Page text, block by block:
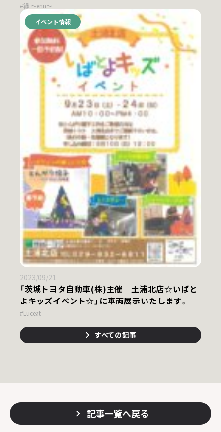
#縁 ～enn～
イベント情報
2023/09/21
「茨城トヨタ自動車(株)主催 土浦北店☆いばと
よキッズイベント☆」に車両展示いたします。
#Luceat
すべての記事
記事一覧へ戻る